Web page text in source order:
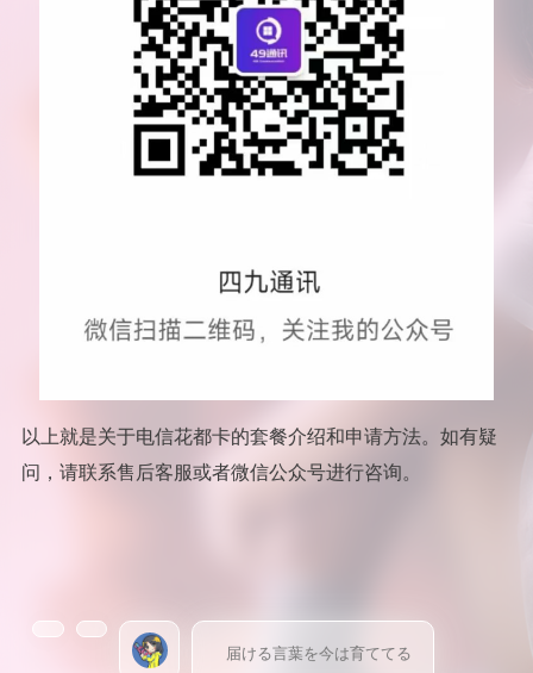
以上就是关于电信花都卡的套餐介绍和申请方法。如有疑
问，请联系售后客服或者微信公众号进行咨询。
届ける言葉を今は育ててる